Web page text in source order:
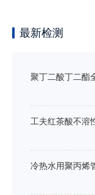
最新检测
聚丁二酸丁二酯
工夫红茶酸不溶
冷热水用聚丙烯